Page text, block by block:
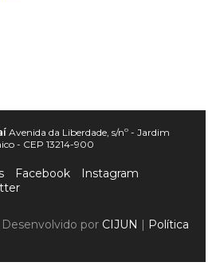
Avenida da Liberdade, s/nº - Jardim
- CEP 13214-900
Facebook
Instagram
por CIJUN | Política